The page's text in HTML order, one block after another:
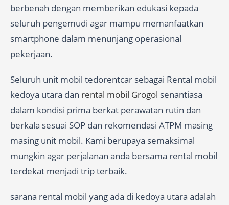
berbenah dengan memberikan edukasi kepada
seluruh pengemudi agar mampu memanfaatkan
smartphone dalam menunjang operasional
pekerjaan.
Seluruh unit mobil tedorentcar sebagai Rental mobil
kedoya utara dan rental mobil Grogol senantiasa
dalam kondisi prima berkat perawatan rutin dan
berkala sesuai SOP dan rekomendasi ATPM masing
masing unit mobil. Kami berupaya semaksimal
mungkin agar perjalanan anda bersama rental mobil
terdekat menjadi trip terbaik.
sarana rental mobil yang ada di kedoya utara adalah